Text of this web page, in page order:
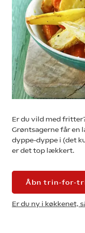
Er du vild med
Grøntsagerne får en
dyppe-dyppe i (det
er det top lækkert.
Åbn trin-for-
Er du ny i køkkenet,